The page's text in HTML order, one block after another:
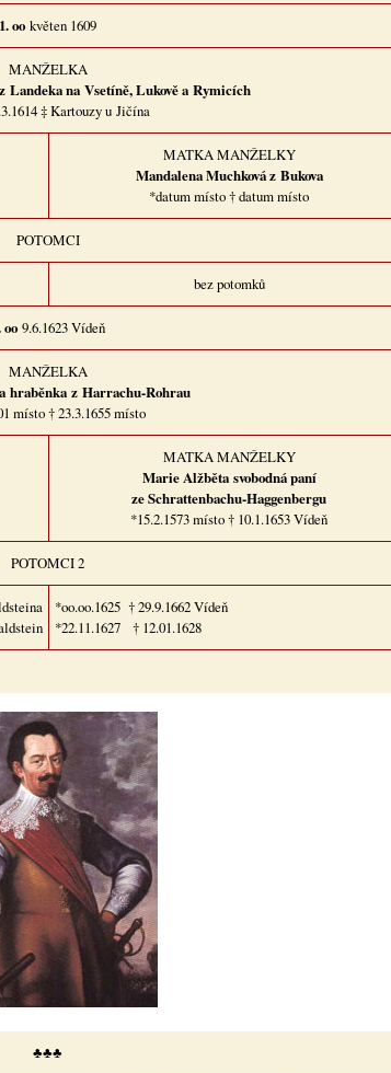
1. oo květen 1609
MANŽELKA
z Landeka na Vsetíně, Lukově a Rymicích
‡ Kartouzy u Jičína
MATKA MANŽELKY
Mandalena Muchková z Bukova
*datum místo † datum místo
POTOMCI
bez potomků
oo 9.6.1623 Vídeň
MANŽELKA
hraběnka z Harrachu-Rohrau
místo † 23.3.1655 místo
MATKA MANŽELKY
Marie Alžběta svobodná paní
ze Schrattenbachu-Haggenbergu
*15.2.1573 místo † 10.1.1653 Vídeň
POTOMCI 2
*oo.oo.1625 † 29.9.1662 Vídeň
*22.11.1627 † 12.01.1628
♣♣♣